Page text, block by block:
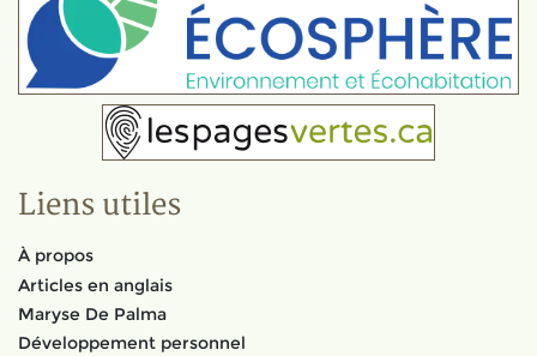
Liens utiles
À propos
Articles en anglais
Maryse De Palma
Développement personnel